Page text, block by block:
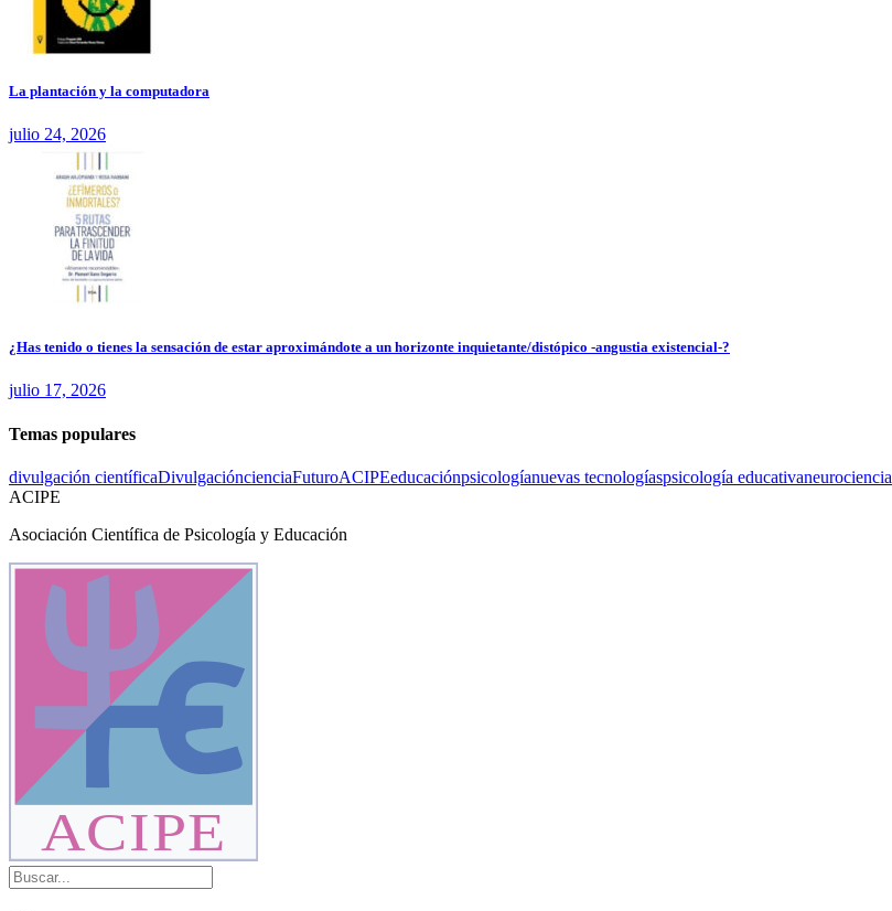
La plantación y la computadora
julio 24, 2026
¿Has tenido o tienes la sensación de estar aproximándote a un horizonte inquietante/distópico -angustia existencial-?
julio 17, 2026
Temas populares
divulgación científicaDivulgacióncienciaFuturoACIPEeducaciónpsicologíanuevas tecnologíaspsicología educativaneurociencia
ACIPE
Asociación Científica de Psicología y Educación
ACIPE